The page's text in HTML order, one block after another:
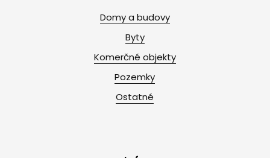
Domy a budovy
Byty
Komerčné objekty
Pozemky
Ostatné